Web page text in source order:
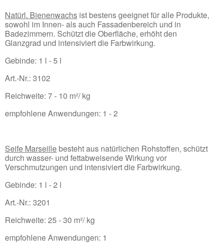
Natürl. Bienenwachs ist bestens geeignet für alle Produkte,
sowohl im Innen- als auch Fassadenbereich und in
Badezimmern. Schützt die Oberfläche, erhöht den
Glanzgrad und intensiviert die Farbwirkung.
Gebinde: 1 l - 5 l
Art.-Nr.: 3102
Reichweite: 7 - 10 m²/ kg
empfohlene Anwendungen: 1 - 2
Seife Marseille besteht aus natürlichen Rohstoffen, schützt
durch wasser- und fettabweisende Wirkung vor
Verschmutzungen und intensiviert die Farbwirkung.
Gebinde: 1 l - 2 l
Art.-Nr.: 3201
Reichweite: 25 - 30 m²/ kg
empfohlene Anwendungen: 1